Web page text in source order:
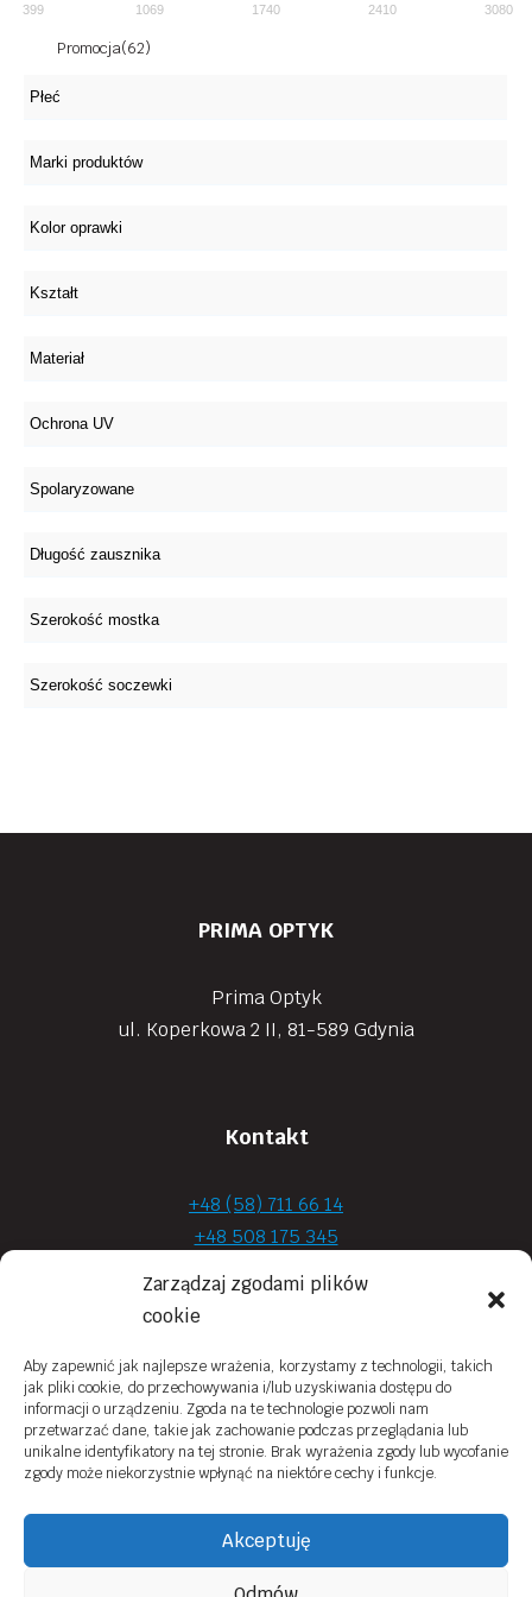
Zarządzaj zgodami plików
cookie
Aby zapewnić jak najlepsze wrażenia, korzystamy z technologii, takich
jak pliki cookie, do przechowywania i/lub uzyskiwania dostępu do
informacji o urządzeniu. Zgoda na te technologie pozwoli nam
przetwarzać dane, takie jak zachowanie podczas przeglądania lub
unikalne identyfikatory na tej stronie. Brak wyrażenia zgody lub wycofanie
zgody może niekorzystnie wpłynąć na niektóre cechy i funkcje.
Akceptuję
399 1069 1740 2410 3080
Promocja(62)
PRIMA OPTYK
Prima Optyk
ul. Koperkowa 2 II, 81-589 Gdynia
Kontakt
+48 (58) 711 66 14
+48 508 175 345
+48 720 870 590
prima.optyk@gmail.com
Moje konto
Obowiązek Informacyjny
Polityka prywatności
Regulamin sklepu online